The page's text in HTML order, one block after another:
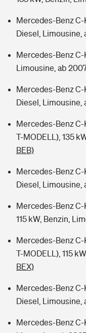
Mercedes-Benz C-
Diesel, Limousine,
Mercedes-Benz C-
Limousine, ab
Mercedes-Benz C-
Diesel, Limousine,
Mercedes-Benz C-
T-MODELL), 135
BEB)
Mercedes-Benz C-
Diesel, Limousine,
Mercedes-Benz C-
115 kW, Benzin,
Mercedes-Benz C-
T-MODELL), 115
BEX)
Mercedes-Benz C-
Diesel, Limousine,
Mercedes-Benz C-